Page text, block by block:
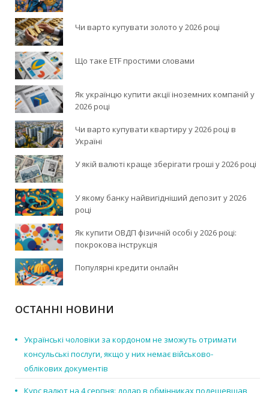
Чи варто купувати золото у 2026 році
Що таке ETF простими словами
Як українцю купити акції іноземних компаній у
2026 році
Чи варто купувати квартиру у 2026 році в
Україні
У якій валюті краще зберігати гроші у 2026 році
У якому банку найвигідніший депозит у 2026
році
Як купити ОВДП фізичній особі у 2026 році:
покрокова інструкція
Популярні кредити онлайн
ОСТАННІ НОВИНИ
Українські чоловіки за кордоном не зможуть отримати
консульські послуги, якщо у них немає військово-
облікових документів
Курс валют на 4 серпня: долар в обмінниках подешевшав